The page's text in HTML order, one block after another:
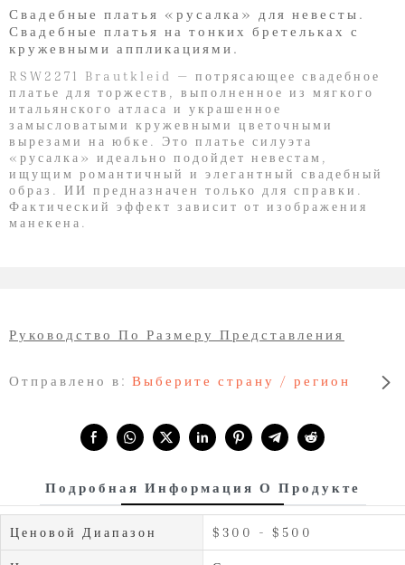
Свадебные платья «русалка» для невесты.
Свадебные платья на тонких бретельках с
кружевными аппликациями.
RSW2271 Brautkleid — потрясающее свадебное
платье для торжеств, выполненное из мягкого
итальянского атласа и украшенное
замысловатыми кружевными цветочными
вырезами на юбке. Это платье силуэта
«русалка» идеально подойдет невестам,
ищущим романтичный и элегантный свадебный
образ. ИИ предназначен только для справки.
Фактический эффект зависит от изображения
манекена.
Отправлено в: Выберите страну / регион
Руководство По Размеру Представления
Подробная Информация О Продукте
Ценовой Диапазон $300 - $500